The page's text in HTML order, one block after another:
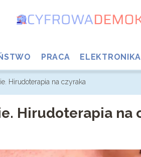
PRACA ELEKTRONIKA
Hirudoterapia na czyraka
Hirudoterapia na